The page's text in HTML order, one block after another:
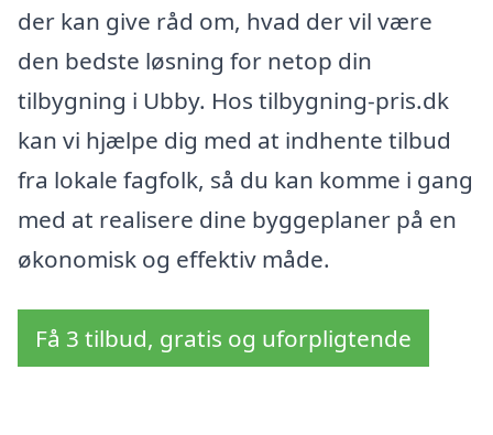
der kan give råd om, hvad der vil være
den bedste løsning for netop din
tilbygning i Ubby. Hos tilbygning-pris.dk
kan vi hjælpe dig med at indhente tilbud
fra lokale fagfolk, så du kan komme i gang
med at realisere dine byggeplaner på en
økonomisk og effektiv måde.
Få 3 tilbud, gratis og uforpligtende